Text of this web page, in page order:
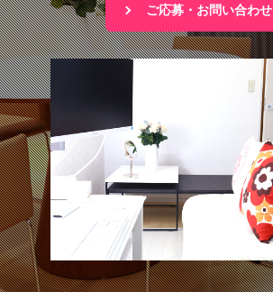
ご応募・お問い合わせ